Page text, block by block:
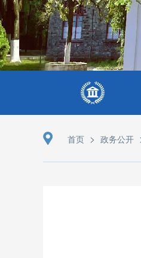
首页 > 政务公开